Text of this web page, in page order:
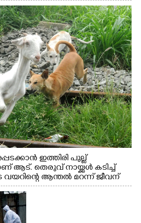
ഇത്തിരി പുല്ല്
ആട്. തെരുവ് നായ്ക്കൾ കടിച്ച്
ആന്തൽ മറന്ന് ജീവന്
എറണാകുളം വാത്തുരുത്തിയിൽ